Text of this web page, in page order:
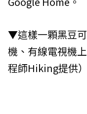
▼這樣一顆黑豆
機、有線電視機
程師Hiking提供）